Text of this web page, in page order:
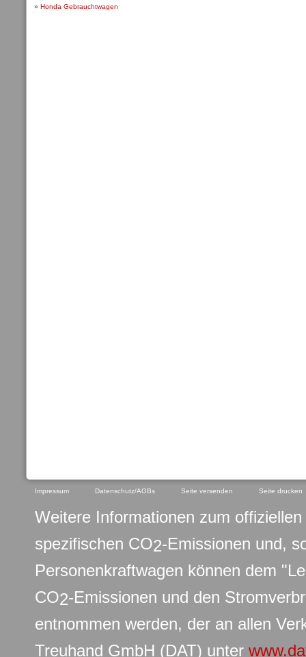
» Honda Gebrauchtwagen
Impressum Datenschutz/AGBs Seite versenden Seite drucken
Weitere Informationen zum
spezifischen CO2-Emissionen und,
Personenkraftwagen können dem
CO2-Emissionen und den
entnommen werden, der an allen
Treuhand GmbH (DAT) unter